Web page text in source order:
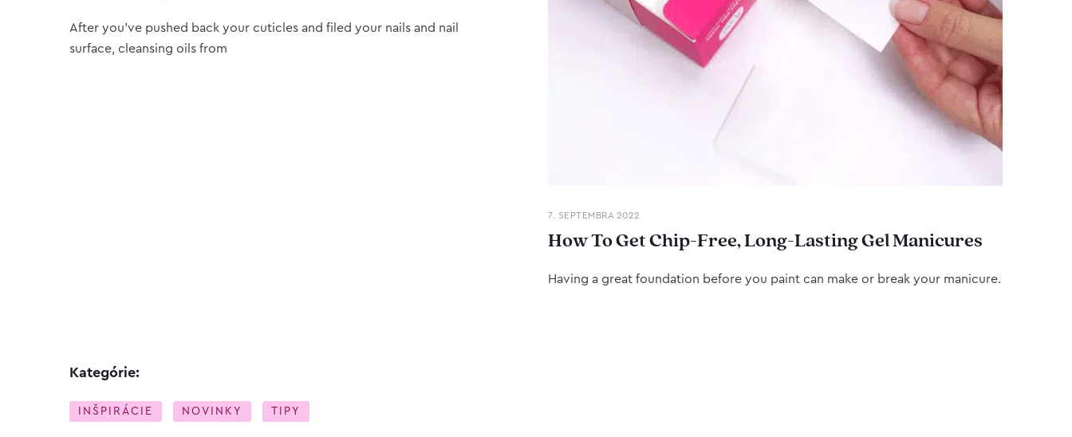
After you’ve pushed back your cuticles and filed your nails and nail
surface, cleansing oils from
7. SEPTEMBRA 2022
How To Get Chip-Free, Long-Lasting Gel Manicures
Having a great foundation before you paint can make or break your manicure.
Kategórie:
INŠPIRÁCIE NOVINKY TIPY